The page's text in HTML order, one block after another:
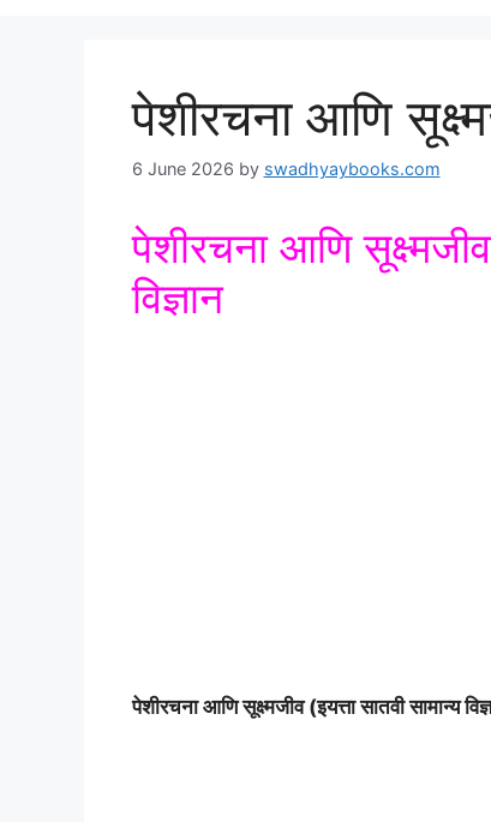
पेशीरचना आणि
6 June 2026 by swadhyaybooks.com
पेशीरचना आणि सूक्ष्मजीव
विज्ञान
पेशीरचना आणि सूक्ष्मजीव (इयत्ता सातवी सामान्य